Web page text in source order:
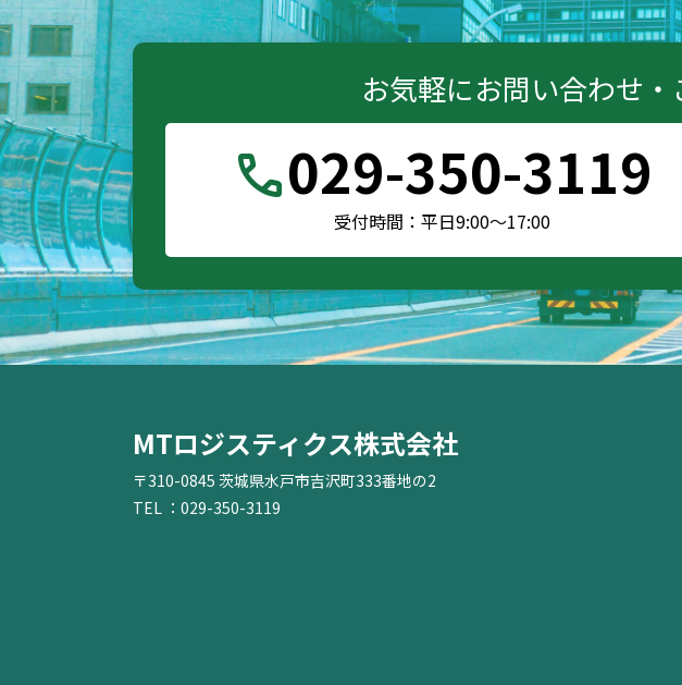
お気軽にお問い合わせ・
call029-350-3119
受付時間：平日9:00～17:00
MTロジスティクス株式会社
〒310-0845 茨城県水戸市吉沢町333番地の2
TEL ：029-350-3119